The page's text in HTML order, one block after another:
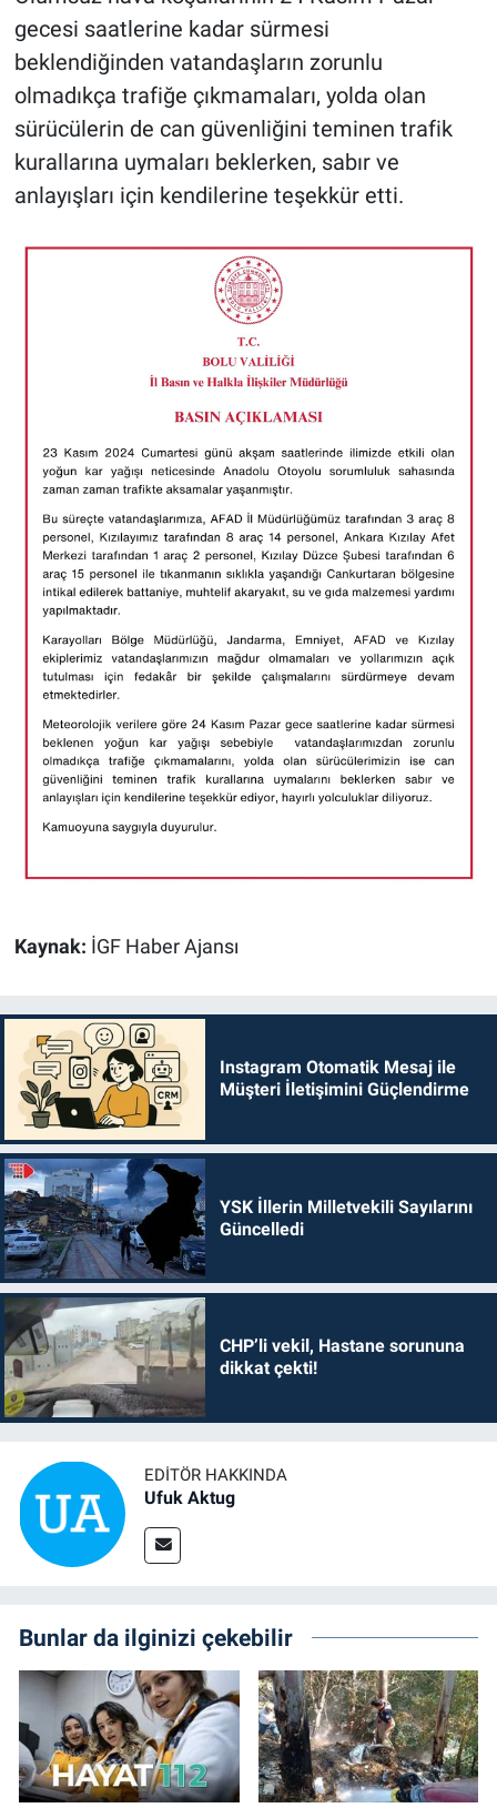
gecesi saatlerine kadar sürmesi
beklendiğinden vatandaşların zorunlu
olmadıkça trafiğe çıkmamaları, yolda olan
sürücülerin de can güvenliğini teminen trafik
kurallarına uymaları beklerken, sabır ve
anlayışları için kendilerine teşekkür etti.
Kaynak: İGF Haber Ajansı
Instagram Otomatik Mesaj ile
Müşteri İletişimini Güçlendirme
YSK İllerin Milletvekili Sayılarını
Güncelledi
CHP’li vekil, Hastane sorununa
dikkat çekti!
EDITÖR HAKKINDA
Ufuk Aktug
Bunlar da ilginizi çekebilir